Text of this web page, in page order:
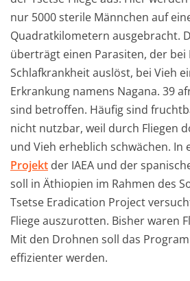
nur 5000 sterile Männchen auf
Quadratkilometern ausgebracht.
überträgt einen Parasiten, der bei
Schlafkrankheit auslöst, bei Vieh
Erkrankung namens Nagana. 39
sind betroffen. Häufig sind
nicht nutzbar, weil durch Fliegen
und Vieh erheblich schwächen. In
Projekt der IAEA und der
soll in Äthiopien im Rahmen des
Tsetse Eradication Project
Fliege auszurotten. Bisher waren
Mit den Drohnen soll das
effizienter werden.